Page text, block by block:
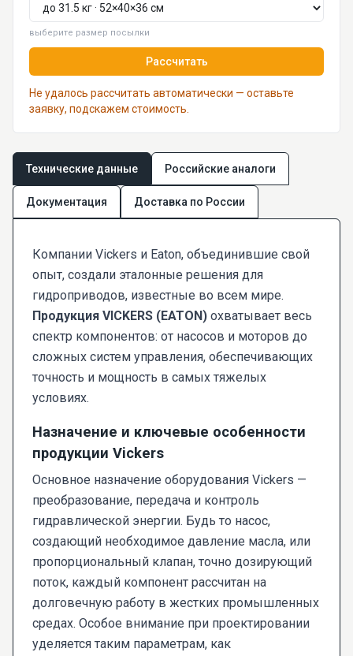
выберите размер посылки
Рассчитать
Не удалось рассчитать автоматически — оставьте
заявку, подскажем стоимость.
Технические данные Российские аналоги
Документация Доставка по России
Компании Vickers и Eaton, объединившие свой
опыт, создали эталонные решения для
гидроприводов, известные во всем мире.
Продукция VICKERS (EATON) охватывает весь
спектр компонентов: от насосов и моторов до
сложных систем управления, обеспечивающих
точность и мощность в самых тяжелых
условиях.
Назначение и ключевые особенности
продукции Vickers
Основное назначение оборудования Vickers —
преобразование, передача и контроль
гидравлической энергии. Будь то насос,
создающий необходимое давление масла, или
пропорциональный клапан, точно дозирующий
поток, каждый компонент рассчитан на
долговечную работу в жестких промышленных
средах. Особое внимание при проектировании
уделяется таким параметрам, как